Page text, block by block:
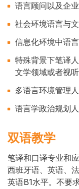
语言顾问以及企
社会环境语言与
信息化环境中语
特殊背景下笔译
文学领域或者视
多语言环境管理
语言学政治规划
双语教学
Cuerpo
笔译和口译专业和
西班牙语、英语、
英语B1水平。不要